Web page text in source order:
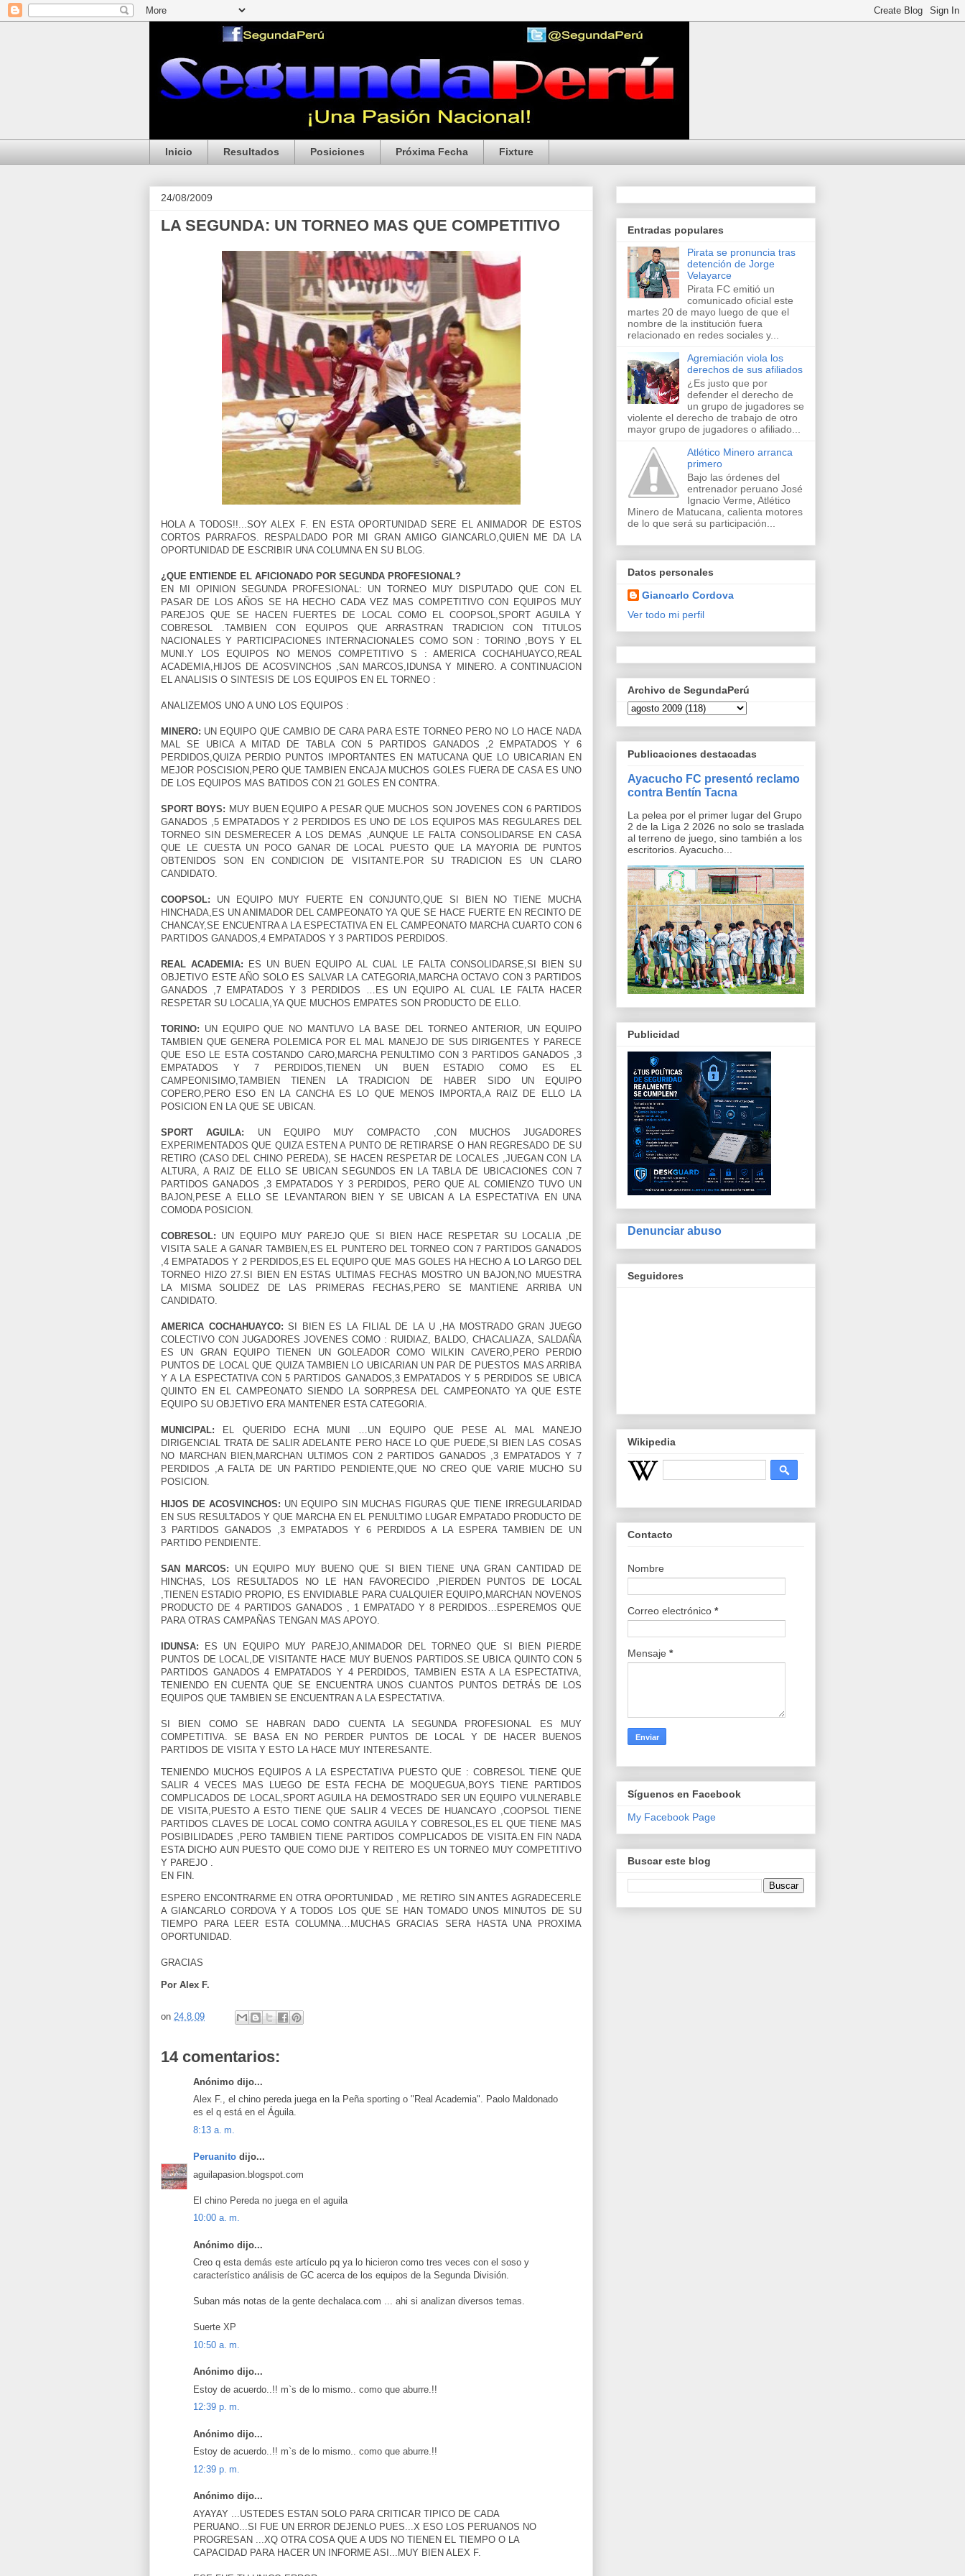
Inicio Resultados Posiciones Próxima Fecha Fixture
24/08/2009
LA SEGUNDA: UN TORNEO MAS QUE COMPETITIVO
HOLA A TODOS!!...SOY ALEX F. EN ESTA OPORTUNIDAD SERE EL ANIMADOR DE ESTOS
CORTOS PARRAFOS. RESPALDADO POR MI GRAN AMIGO GIANCARLO,QUIEN ME DA LA
OPORTUNIDAD DE ESCRIBIR UNA COLUMNA EN SU BLOG.
¿QUE ENTIENDE EL AFICIONADO POR SEGUNDA PROFESIONAL?
EN MI OPINION SEGUNDA PROFESIONAL: UN TORNEO MUY DISPUTADO QUE CON EL
PASAR DE LOS AÑOS SE HA HECHO CADA VEZ MAS COMPETITIVO CON EQUIPOS MUY
PAREJOS QUE SE HACEN FUERTES DE LOCAL COMO EL COOPSOL,SPORT AGUILA Y
COBRESOL .TAMBIEN CON EQUIPOS QUE ARRASTRAN TRADICION CON TITULOS
NACIONALES Y PARTICIPACIONES INTERNACIONALES COMO SON : TORINO ,BOYS Y EL
MUNI.Y LOS EQUIPOS NO MENOS COMPETITIVO S : AMERICA COCHAHUAYCO,REAL
ACADEMIA,HIJOS DE ACOSVINCHOS ,SAN MARCOS,IDUNSA Y MINERO. A CONTINUACION
EL ANALISIS O SINTESIS DE LOS EQUIPOS EN EL TORNEO :
ANALIZEMOS UNO A UNO LOS EQUIPOS :
MINERO: UN EQUIPO QUE CAMBIO DE CARA PARA ESTE TORNEO PERO NO LO HACE NADA
MAL SE UBICA A MITAD DE TABLA CON 5 PARTIDOS GANADOS ,2 EMPATADOS Y 6
PERDIDOS,QUIZA PERDIO PUNTOS IMPORTANTES EN MATUCANA QUE LO UBICARIAN EN
MEJOR POSCISION,PERO QUE TAMBIEN ENCAJA MUCHOS GOLES FUERA DE CASA ES UNO
DE LOS EQUIPOS MAS BATIDOS CON 21 GOLES EN CONTRA.
SPORT BOYS: MUY BUEN EQUIPO A PESAR QUE MUCHOS SON JOVENES CON 6 PARTIDOS
GANADOS ,5 EMPATADOS Y 2 PERDIDOS ES UNO DE LOS EQUIPOS MAS REGULARES DEL
TORNEO SIN DESMERECER A LOS DEMAS ,AUNQUE LE FALTA CONSOLIDARSE EN CASA
QUE LE CUESTA UN POCO GANAR DE LOCAL PUESTO QUE LA MAYORIA DE PUNTOS
OBTENIDOS SON EN CONDICION DE VISITANTE.POR SU TRADICION ES UN CLARO
CANDIDATO.
COOPSOL: UN EQUIPO MUY FUERTE EN CONJUNTO,QUE SI BIEN NO TIENE MUCHA
HINCHADA,ES UN ANIMADOR DEL CAMPEONATO YA QUE SE HACE FUERTE EN RECINTO DE
CHANCAY,SE ENCUENTRA A LA ESPECTATIVA EN EL CAMPEONATO MARCHA CUARTO CON 6
PARTIDOS GANADOS,4 EMPATADOS Y 3 PARTIDOS PERDIDOS.
REAL ACADEMIA: ES UN BUEN EQUIPO AL CUAL LE FALTA CONSOLIDARSE,SI BIEN SU
OBJETIVO ESTE AÑO SOLO ES SALVAR LA CATEGORIA,MARCHA OCTAVO CON 3 PARTIDOS
GANADOS ,7 EMPATADOS Y 3 PERDIDOS …ES UN EQUIPO AL CUAL LE FALTA HACER
RESPETAR SU LOCALIA,YA QUE MUCHOS EMPATES SON PRODUCTO DE ELLO.
TORINO: UN EQUIPO QUE NO MANTUVO LA BASE DEL TORNEO ANTERIOR, UN EQUIPO
TAMBIEN QUE GENERA POLEMICA POR EL MAL MANEJO DE SUS DIRIGENTES Y PARECE
QUE ESO LE ESTA COSTANDO CARO,MARCHA PENULTIMO CON 3 PARTIDOS GANADOS ,3
EMPATADOS Y 7 PERDIDOS,TIENEN UN BUEN ESTADIO COMO ES EL
CAMPEONISIMO,TAMBIEN TIENEN LA TRADICION DE HABER SIDO UN EQUIPO
COPERO,PERO ESO EN LA CANCHA ES LO QUE MENOS IMPORTA,A RAIZ DE ELLO LA
POSICION EN LA QUE SE UBICAN.
SPORT AGUILA: UN EQUIPO MUY COMPACTO ,CON MUCHOS JUGADORES
EXPERIMENTADOS QUE QUIZA ESTEN A PUNTO DE RETIRARSE O HAN REGRESADO DE SU
RETIRO (CASO DEL CHINO PEREDA), SE HACEN RESPETAR DE LOCALES ,JUEGAN CON LA
ALTURA, A RAIZ DE ELLO SE UBICAN SEGUNDOS EN LA TABLA DE UBICACIONES CON 7
PARTIDOS GANADOS ,3 EMPATADOS Y 3 PERDIDOS, PERO QUE AL COMIENZO TUVO UN
BAJON,PESE A ELLO SE LEVANTARON BIEN Y SE UBICAN A LA ESPECTATIVA EN UNA
COMODA POSICION.
COBRESOL: UN EQUIPO MUY PAREJO QUE SI BIEN HACE RESPETAR SU LOCALIA ,DE
VISITA SALE A GANAR TAMBIEN,ES EL PUNTERO DEL TORNEO CON 7 PARTIDOS GANADOS
,4 EMPATADOS Y 2 PERDIDOS,ES EL EQUIPO QUE MAS GOLES HA HECHO A LO LARGO DEL
TORNEO HIZO 27.SI BIEN EN ESTAS ULTIMAS FECHAS MOSTRO UN BAJON,NO MUESTRA
LA MISMA SOLIDEZ DE LAS PRIMERAS FECHAS,PERO SE MANTIENE ARRIBA UN
CANDIDATO.
AMERICA COCHAHUAYCO: SI BIEN ES LA FILIAL DE LA U ,HA MOSTRADO GRAN JUEGO
COLECTIVO CON JUGADORES JOVENES COMO : RUIDIAZ, BALDO, CHACALIAZA, SALDAÑA
ES UN GRAN EQUIPO TIENEN UN GOLEADOR COMO WILKIN CAVERO,PERO PERDIO
PUNTOS DE LOCAL QUE QUIZA TAMBIEN LO UBICARIAN UN PAR DE PUESTOS MAS ARRIBA
Y A LA ESPECTATIVA CON 5 PARTIDOS GANADOS,3 EMPATADOS Y 5 PERDIDOS SE UBICA
QUINTO EN EL CAMPEONATO SIENDO LA SORPRESA DEL CAMPEONATO YA QUE ESTE
EQUIPO SU OBJETIVO ERA MANTENER ESTA CATEGORIA.
MUNICIPAL: EL QUERIDO ECHA MUNI …UN EQUIPO QUE PESE AL MAL MANEJO
DIRIGENCIAL TRATA DE SALIR ADELANTE PERO HACE LO QUE PUEDE,SI BIEN LAS COSAS
NO MARCHAN BIEN,MARCHAN ULTIMOS CON 2 PARTIDOS GANADOS ,3 EMPATADOS Y 7
PERDIDOS ,A FALTA DE UN PARTIDO PENDIENTE,QUE NO CREO QUE VARIE MUCHO SU
POSICION.
HIJOS DE ACOSVINCHOS: UN EQUIPO SIN MUCHAS FIGURAS QUE TIENE IRREGULARIDAD
EN SUS RESULTADOS Y QUE MARCHA EN EL PENULTIMO LUGAR EMPATADO PRODUCTO DE
3 PARTIDOS GANADOS ,3 EMPATADOS Y 6 PERDIDOS A LA ESPERA TAMBIEN DE UN
PARTIDO PENDIENTE.
SAN MARCOS: UN EQUIPO MUY BUENO QUE SI BIEN TIENE UNA GRAN CANTIDAD DE
HINCHAS, LOS RESULTADOS NO LE HAN FAVORECIDO ,PIERDEN PUNTOS DE LOCAL
,TIENEN ESTADIO PROPIO, ES ENVIDIABLE PARA CUALQUIER EQUIPO,MARCHAN NOVENOS
PRODUCTO DE 4 PARTIDOS GANADOS , 1 EMPATADO Y 8 PERDIDOS…ESPEREMOS QUE
PARA OTRAS CAMPAÑAS TENGAN MAS APOYO.
IDUNSA: ES UN EQUIPO MUY PAREJO,ANIMADOR DEL TORNEO QUE SI BIEN PIERDE
PUNTOS DE LOCAL,DE VISITANTE HACE MUY BUENOS PARTIDOS.SE UBICA QUINTO CON 5
PARTIDOS GANADOS 4 EMPATADOS Y 4 PERDIDOS, TAMBIEN ESTA A LA ESPECTATIVA,
TENIENDO EN CUENTA QUE SE ENCUENTRA UNOS CUANTOS PUNTOS DETRÁS DE LOS
EQUIPOS QUE TAMBIEN SE ENCUENTRAN A LA ESPECTATIVA.
SI BIEN COMO SE HABRAN DADO CUENTA LA SEGUNDA PROFESIONAL ES MUY
COMPETITIVA. SE BASA EN NO PERDER PUNTOS DE LOCAL Y DE HACER BUENOS
PARTIDOS DE VISITA Y ESTO LA HACE MUY INTERESANTE.
TENIENDO MUCHOS EQUIPOS A LA ESPECTATIVA PUESTO QUE : COBRESOL TIENE QUE
SALIR 4 VECES MAS LUEGO DE ESTA FECHA DE MOQUEGUA,BOYS TIENE PARTIDOS
COMPLICADOS DE LOCAL,SPORT AGUILA HA DEMOSTRADO SER UN EQUIPO VULNERABLE
DE VISITA,PUESTO A ESTO TIENE QUE SALIR 4 VECES DE HUANCAYO ,COOPSOL TIENE
PARTIDOS CLAVES DE LOCAL COMO CONTRA AGUILA Y COBRESOL,ES EL QUE TIENE MAS
POSIBILIDADES ,PERO TAMBIEN TIENE PARTIDOS COMPLICADOS DE VISITA.EN FIN NADA
ESTA DICHO AUN PUESTO QUE COMO DIJE Y REITERO ES UN TORNEO MUY COMPETITIVO
Y PAREJO .
EN FIN.
ESPERO ENCONTRARME EN OTRA OPORTUNIDAD , ME RETIRO SIN ANTES AGRADECERLE
A GIANCARLO CORDOVA Y A TODOS LOS QUE SE HAN TOMADO UNOS MINUTOS DE SU
TIEMPO PARA LEER ESTA COLUMNA…MUCHAS GRACIAS SERA HASTA UNA PROXIMA
OPORTUNIDAD.
GRACIAS
Por Alex F.
on 24.8.09
14 comentarios:
Anónimo dijo...
Alex F., el chino pereda juega en la Peña sporting o "Real Academia". Paolo Maldonado
es el q está en el Águila.
8:13 a. m.
Peruanito dijo...
aguilapasion.blogspot.com
El chino Pereda no juega en el aguila
10:00 a. m.
Anónimo dijo...
Creo q esta demás este artículo pq ya lo hicieron como tres veces con el soso y
característico análisis de GC acerca de los equipos de la Segunda División.
Suban más notas de la gente dechalaca.com ... ahi si analizan diversos temas.
Suerte XP
10:50 a. m.
Anónimo dijo...
Estoy de acuerdo..!! m`s de lo mismo.. como que aburre.!!
12:39 p. m.
Anónimo dijo...
Estoy de acuerdo..!! m`s de lo mismo.. como que aburre.!!
12:39 p. m.
Anónimo dijo...
AYAYAY ...USTEDES ESTAN SOLO PARA CRITICAR TIPICO DE CADA
PERUANO...SI FUE UN ERROR DEJENLO PUES...X ESO LOS PERUANOS NO
PROGRESAN ...XQ OTRA COSA QUE A UDS NO TIENEN EL TIEMPO O LA
CAPACIDAD PARA HACER UN INFORME ASI...MUY BIEN ALEX F.
Entradas populares
Pirata se pronuncia tras
detención de Jorge
Velayarce
Pirata FC emitió un
comunicado oficial este
martes 20 de mayo luego de que el
nombre de la institución fuera
relacionado en redes sociales y...
Agremiación viola los
derechos de sus afiliados
¿Es justo que por
defender el derecho de
un grupo de jugadores se
violente el derecho de trabajo de otro
mayor grupo de jugadores o afiliado...
Atlético Minero arranca
primero
Bajo las órdenes del
entrenador peruano José
Ignacio Verme, Atlético
Minero de Matucana, calienta motores
de lo que será su participación...
Datos personales
Giancarlo Cordova
Ver todo mi perfil
Archivo de SegundaPerú
Publicaciones destacadas
Ayacucho FC presentó reclamo
contra Bentín Tacna
La pelea por el primer lugar del Grupo
2 de la Liga 2 2026 no solo se traslada
al terreno de juego, sino también a los
escritorios. Ayacucho...
Publicidad
Denunciar abuso
Seguidores
Wikipedia
Contacto
Nombre
Correo electrónico *
Mensaje *
Síguenos en Facebook
My Facebook Page
Buscar este blog